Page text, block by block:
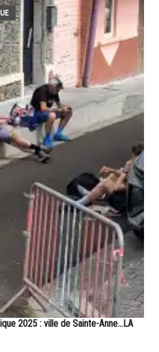
2025 : ville de Sainte-Anne...LA